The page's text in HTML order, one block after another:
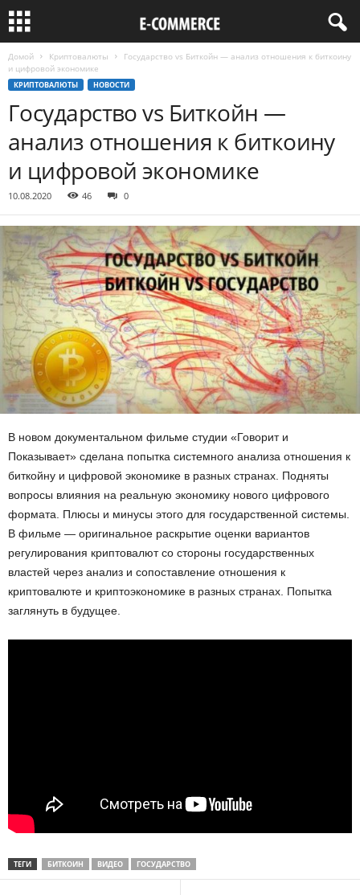
Домой Криптовалюты
Государство vs Биткойн — анализ отношения к биткоину
и цифровой экономике
КРИПТОВАЛЮТЫ НОВОСТИ
Государство vs Биткойн —
анализ отношения к биткоину
и цифровой экономике
10.08.2020 46 0
В новом документальном фильме студии «Говорит и
Показывает» сделана попытка системного анализа отношения к
биткойну и цифровой экономике в разных странах. Подняты
вопросы влияния на реальную экономику нового цифрового
формата. Плюсы и минусы этого для государственной системы.
В фильме — оригинальное раскрытие оценки вариантов
регулирования криптовалют со стороны государственных
властей через анализ и сопоставление отношения к
криптовалюте и криптоэкономике в разных странах. Попытка
заглянуть в будущее.
ТЕГИ БИТКОИН ВИДЕО ГОСУДАРСТВО